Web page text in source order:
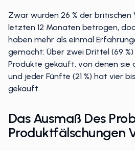
Zwar wurden 26 % der britischen
letzten 12 Monaten betrogen,
haben mehr als einmal
gemacht: Über zwei Drittel (69
Produkte gekauft, von denen sie
und jeder Fünfte (21 %) hat vier
gekauft.
Das Ausmaß Des
Produktfälschungen